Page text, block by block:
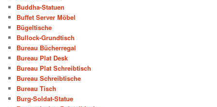
Buddha-Statuen
Buffet Server Möbel
Bügeltische
Bullock-Grundtisch
Bureau Bücherregal
Bureau Plat Desk
Bureau Plat Schreibtisch
Bureau Schreibtische
Bureau Tisch
Burg-Soldat-Statue